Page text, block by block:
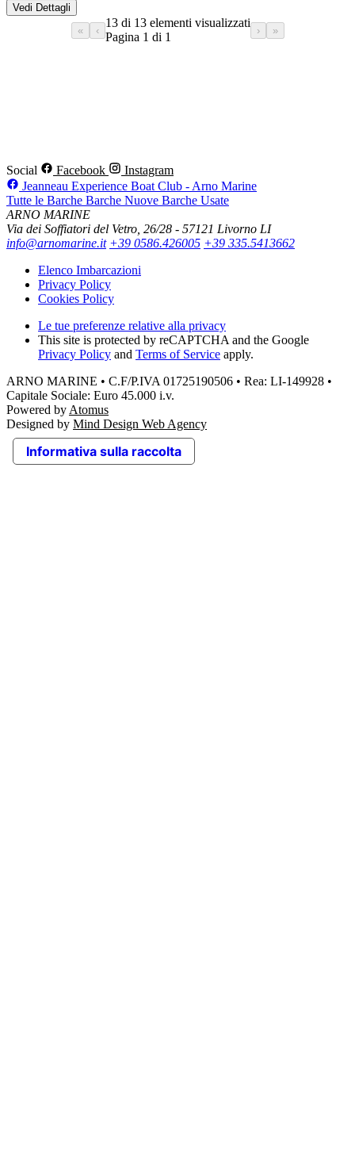
Vedi Dettagli
«
‹
13 di 13 elementi visualizzati
Pagina 1 di 1
› »
Social Facebook
Instagram
Jeanneau Experience Boat Club - Arno Marine
Tutte le Barche Barche Nuove Barche Usate
ARNO MARINE
Via dei Soffiatori del Vetro, 26/28 - 57121 Livorno LI
info@arnomarine.it +39 0586.426005 +39 335.5413662
Elenco Imbarcazioni
Privacy Policy
Cookies Policy
Le tue preferenze relative alla privacy
This site is protected by reCAPTCHA and the Google
Privacy Policy and Terms of Service apply.
ARNO MARINE • C.F/P.IVA 01725190506 • Rea: LI-149928 •
Capitale Sociale: Euro 45.000 i.v.
Powered by Atomus
Designed by Mind Design Web Agency
Informativa sulla raccolta